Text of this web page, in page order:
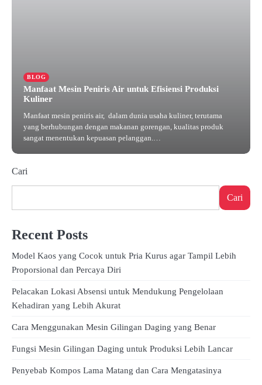
BLOG
Manfaat Mesin Peniris Air untuk Efisiensi Produksi
Kuliner
Manfaat mesin peniris air, dalam dunia usaha kuliner, terutama
yang berhubungan dengan makanan gorengan, kualitas produk
sangat menentukan kepuasan pelanggan.…
Juni 2, 2025
Cari
Cari
Recent Posts
Model Kaos yang Cocok untuk Pria Kurus agar Tampil Lebih
Proporsional dan Percaya Diri
Pelacakan Lokasi Absensi untuk Mendukung Pengelolaan
Kehadiran yang Lebih Akurat
Cara Menggunakan Mesin Gilingan Daging yang Benar
Fungsi Mesin Gilingan Daging untuk Produksi Lebih Lancar
Penyebab Kompos Lama Matang dan Cara Mengatasinya